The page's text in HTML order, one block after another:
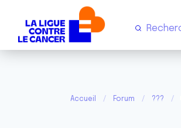
Accueil Forum ???